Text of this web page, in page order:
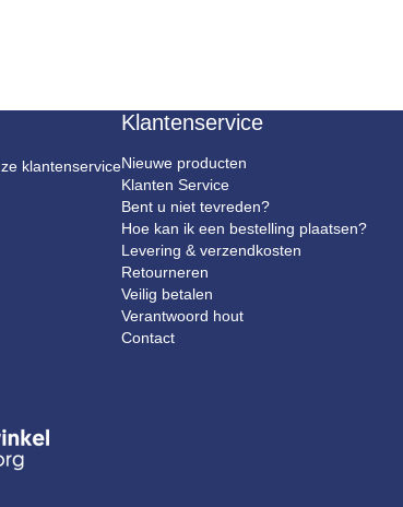
klantenservice
Klantenservice
Nieuwe producten
Klanten Service
Bent u niet tevreden?
Hoe kan ik een bestelling plaatsen?
Levering & verzendkosten
Retourneren
Veilig betalen
Verantwoord hout
Contact